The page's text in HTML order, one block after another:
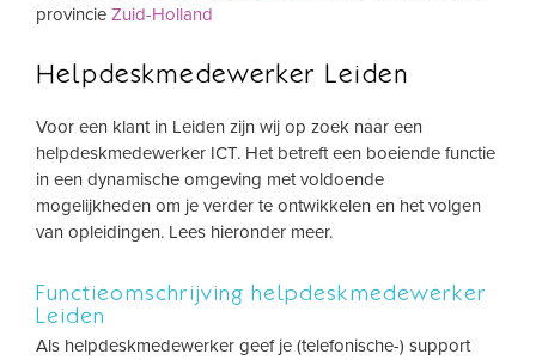
provincie Zuid-Holland
Helpdeskmedewerker Leiden
Voor een klant in Leiden zijn wij op zoek naar een
helpdeskmedewerker ICT. Het betreft een boeiende functie
in een dynamische omgeving met voldoende
mogelijkheden om je verder te ontwikkelen en het volgen
van opleidingen. Lees hieronder meer.
Functieomschrijving helpdeskmedewerker
Leiden
Als helpdeskmedewerker geef je (telefonische-) support